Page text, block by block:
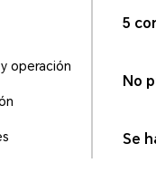
operación
5
No
Se